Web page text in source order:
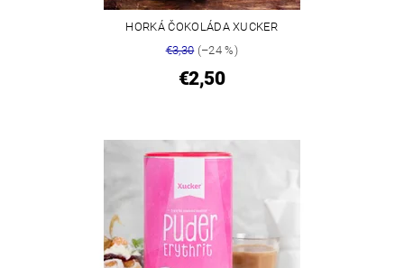
HORKÁ ČOKOLÁDA XUCKER
€3,30(–24 %)
€2,50